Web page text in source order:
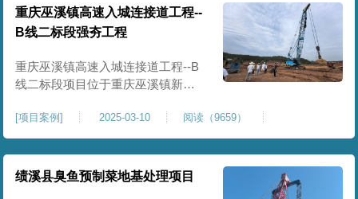
房、道路及配套设施筑牢基础。本
项目施工作业面积大，我司将整个
场地施工区域合理划分为若干个区
段，分区分段施工，投入强夯设备3
重庆巫溪镇高速入城连接道工程--
B线二标段强夯工程
重庆巫溪镇高速入城连接道工程--B
线二标段项目位于重庆巫溪镇新建
形成，回填完成，强夯施工一次，
极大考验我司与土方单位交叉施工
能力。每标段强夯施工完成，现场
工程师组织三方验收一次，确认工
[项目案例] 2025-03-10 阅读（9659）
绩溪县臭鱼预制菜地基处理项目